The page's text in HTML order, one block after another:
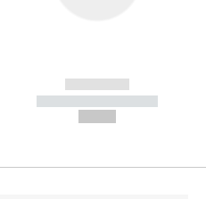
------------
----------- -----------